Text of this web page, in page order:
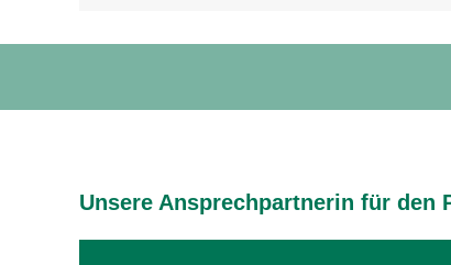
Unsere Ansprechpartnerin für den